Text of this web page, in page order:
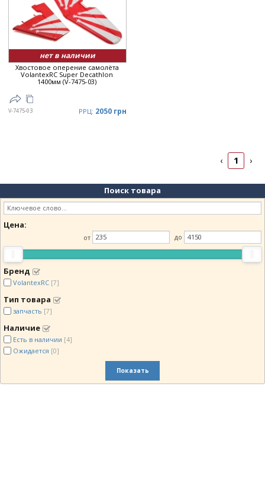
нет в наличии
Хвостовое оперение самолёта
VolantexRC Super Decathlon
1400мм (V-7475-03)
V-7475-03 РРЦ: 2050 грн
‹ 1 ›
Поиск товара
Цена:
от до
Бренд
VolantexRC [7]
Тип товара
запчасть [7]
Наличие
Есть в наличии [4]
Ожидается [0]
Показать